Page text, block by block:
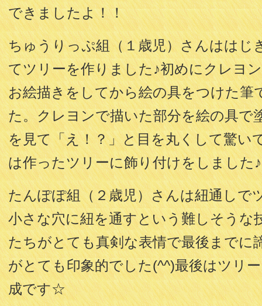
できましたよ！！
ちゅうりっぷ組（１歳児）さんははじ
てツリーを作りました♪初めにクレヨ
お絵描きをしてから絵の具をつけた筆
た。クレヨンで描いた部分を絵の具で
を見て「え！？」と目を丸くして驚い
は作ったツリーに飾り付けをしました♪
たんぽぽ組（２歳児）さんは紐通しで
小さな穴に紐を通すという難しそうな
たちがとても真剣な表情で最後までに
がとても印象的でした(^^)最後はツリ
成です☆